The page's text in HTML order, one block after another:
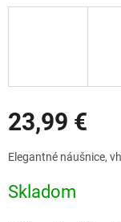
23,99 €
cena:
Elegantné náušnice,
Skladom